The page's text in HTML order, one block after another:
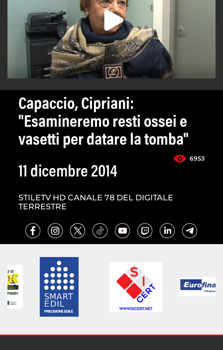
Capaccio, Cipriani:
"Esamineremo resti ossei e
vasetti per datare la tomba"
6953
11 dicembre 2014
STILETV HD CANALE 78 DEL DIGITALE
TERRESTRE